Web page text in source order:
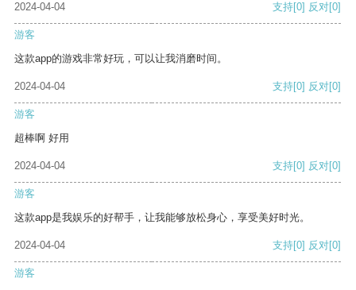
2024-04-04 支持[0] 反对[0]
游客
这款app的游戏非常好玩，可以让我消磨时间。
2024-04-04 支持[0] 反对[0]
游客
超棒啊 好用
2024-04-04 支持[0] 反对[0]
游客
这款app是我娱乐的好帮手，让我能够放松身心，享受美好时光。
2024-04-04 支持[0] 反对[0]
游客